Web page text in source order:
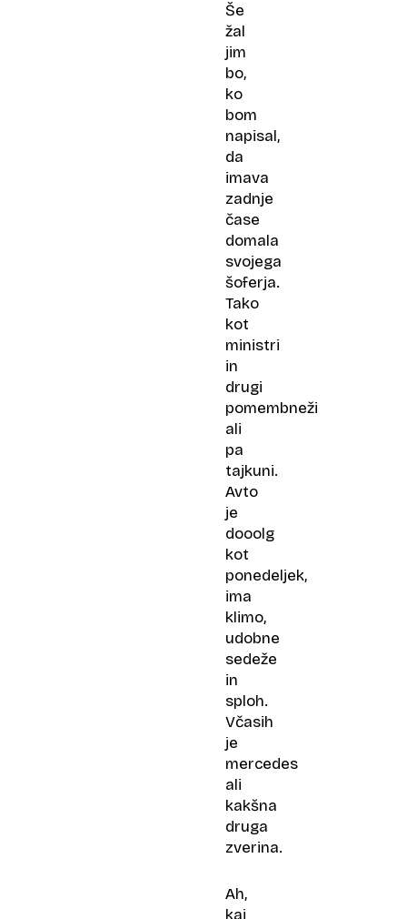
Še
žal
jim
bo,
ko
bom
napisal,
da
imava
zadnje
čase
domala
svojega
šoferja.
Tako
kot
ministri
in
drugi
pomembneži
ali
pa
tajkuni.
Avto
je
dooolg
kot
ponedeljek,
ima
klimo,
udobne
sedeže
in
sploh.
Včasih
je
mercedes
ali
kakšna
druga
zverina.
Ah,
kaj